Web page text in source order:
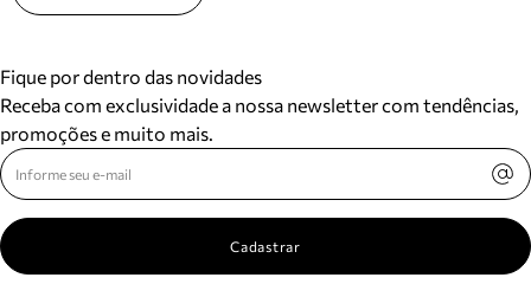
Fique por dentro das novidades
Receba com exclusividade a nossa newsletter com tendências,
promoções e muito mais.
Cadastrar